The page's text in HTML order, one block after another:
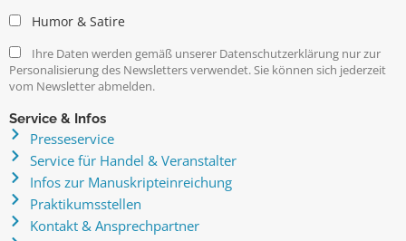
Humor & Satire
Ihre Daten werden gemäß unserer Datenschutzerklärung nur zur
Personalisierung des Newsletters verwendet. Sie können sich jederzeit
vom Newsletter abmelden.
Service & Infos
Presseservice
Service für Handel & Veranstalter
Infos zur Manuskripteinreichung
Praktikumsstellen
Kontakt & Ansprechpartner